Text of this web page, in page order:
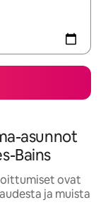
asunnot
Bains
ovat
ja muista